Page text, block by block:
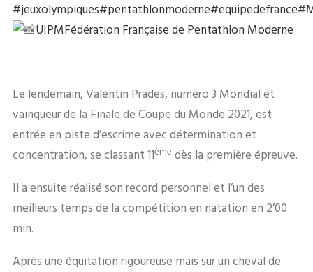
#jeuxolympiques#pentathlonmoderne#equipedefrance
UIPMFédération Française de Pentathlon Moderne
Le lendemain, Valentin Prades, numéro 3 Mondial et
vainqueur de la Finale de Coupe du Monde 2021, est
entrée en piste d’escrime avec détermination et
concentration, se classant 11ème dès la première épreuve.
Il a ensuite réalisé son record personnel et l’un des
meilleurs temps de la compétition en natation en 2’00
min.
Après une équitation rigoureuse mais sur un cheval de